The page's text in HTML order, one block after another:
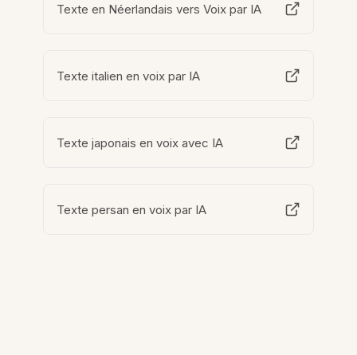
Texte en Néerlandais vers Voix par IA
Texte italien en voix par IA
Texte japonais en voix avec IA
Texte persan en voix par IA